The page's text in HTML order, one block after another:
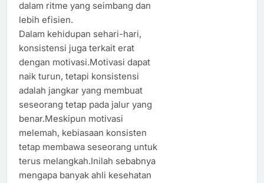
dalam ritme yang seimbang dan
lebih efisien.
Dalam kehidupan sehari-hari,
konsistensi juga terkait erat
dengan motivasi.Motivasi dapat
naik turun, tetapi konsistensi
adalah jangkar yang membuat
seseorang tetap pada jalur yang
benar.Meskipun motivasi
melemah, kebiasaan konsisten
tetap membawa seseorang untuk
terus melangkah.Inilah sebabnya
mengapa banyak ahli kesehatan